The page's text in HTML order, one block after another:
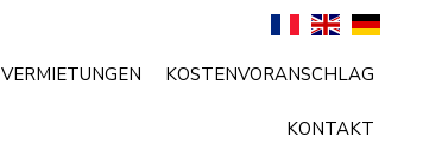
VERMIETUNGEN KOSTENVORANSCHLAG
KONTAKT